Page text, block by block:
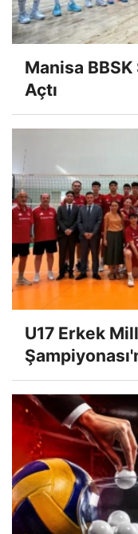
Manisa
Açtı
U17 Erkek